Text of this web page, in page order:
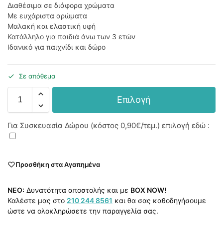
Διαθέσιμα σε διάφορα χρώματα
Με ευχάριστα αρώματα
Μαλακή και ελαστική υφή
Κατάλληλο για παιδιά άνω των 3 ετών
Ιδανικό για παιχνίδι και δώρο
Σε απόθεμα
Επιλογή
Για Συσκευασία Δώρου (κόστος 0,90€/τεμ.) επιλογή εδώ :
Προσθήκη στα Αγαπημένα
NEO: Δυνατότητα αποστολής και με BOX NOW!
Καλέστε μας στο 210 244 8561 και θα σας καθοδηγήσουμε
ώστε να ολοκληρώσετε την παραγγελία σας.